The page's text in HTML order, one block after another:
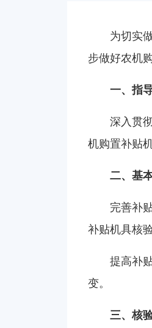
为切实
步做好农机
一、指
深入贯
机购置补贴
二、基
完善补
补贴机具核
提高补
变。
三、核